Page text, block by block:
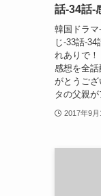
話-34話-
韓国ドラ
じ-33話-
れありで
感想を全話
がとうご
タの父親が
2017年9月